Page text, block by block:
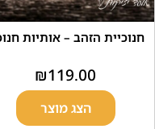
הזהב – אותיות חנוכה
₪119.00
הצג מוצר